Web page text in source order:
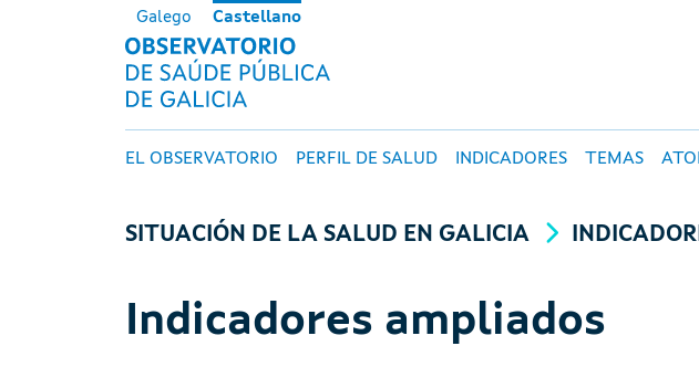
Pasar al contenido principal
Galego Castellano
OBSERVATORIO DE
Navegación principal
EL OBSERVATORIO PERFIL DE SALUD INDICADORES TEMAS
SITUACIÓN DE LA SALUD EN GALICIA
Indicadores ampliados